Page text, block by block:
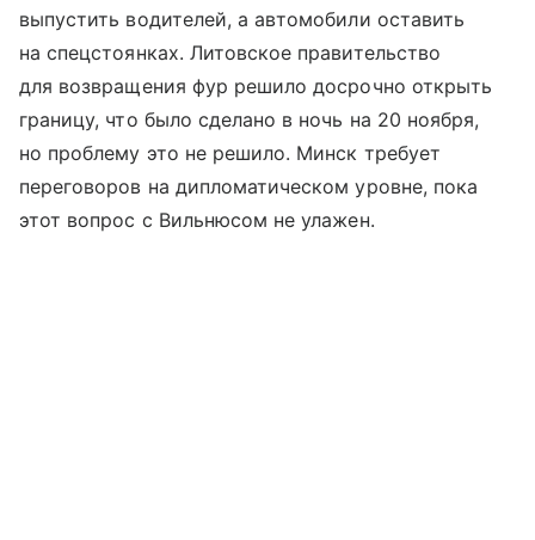
выпустить водителей, а автомобили оставить
на спецстоянках. Литовское правительство
для возвращения фур решило досрочно открыть
границу, что было сделано в ночь на 20 ноября,
но проблему это не решило. Минск требует
переговоров на дипломатическом уровне, пока
этот вопрос с Вильнюсом не улажен.